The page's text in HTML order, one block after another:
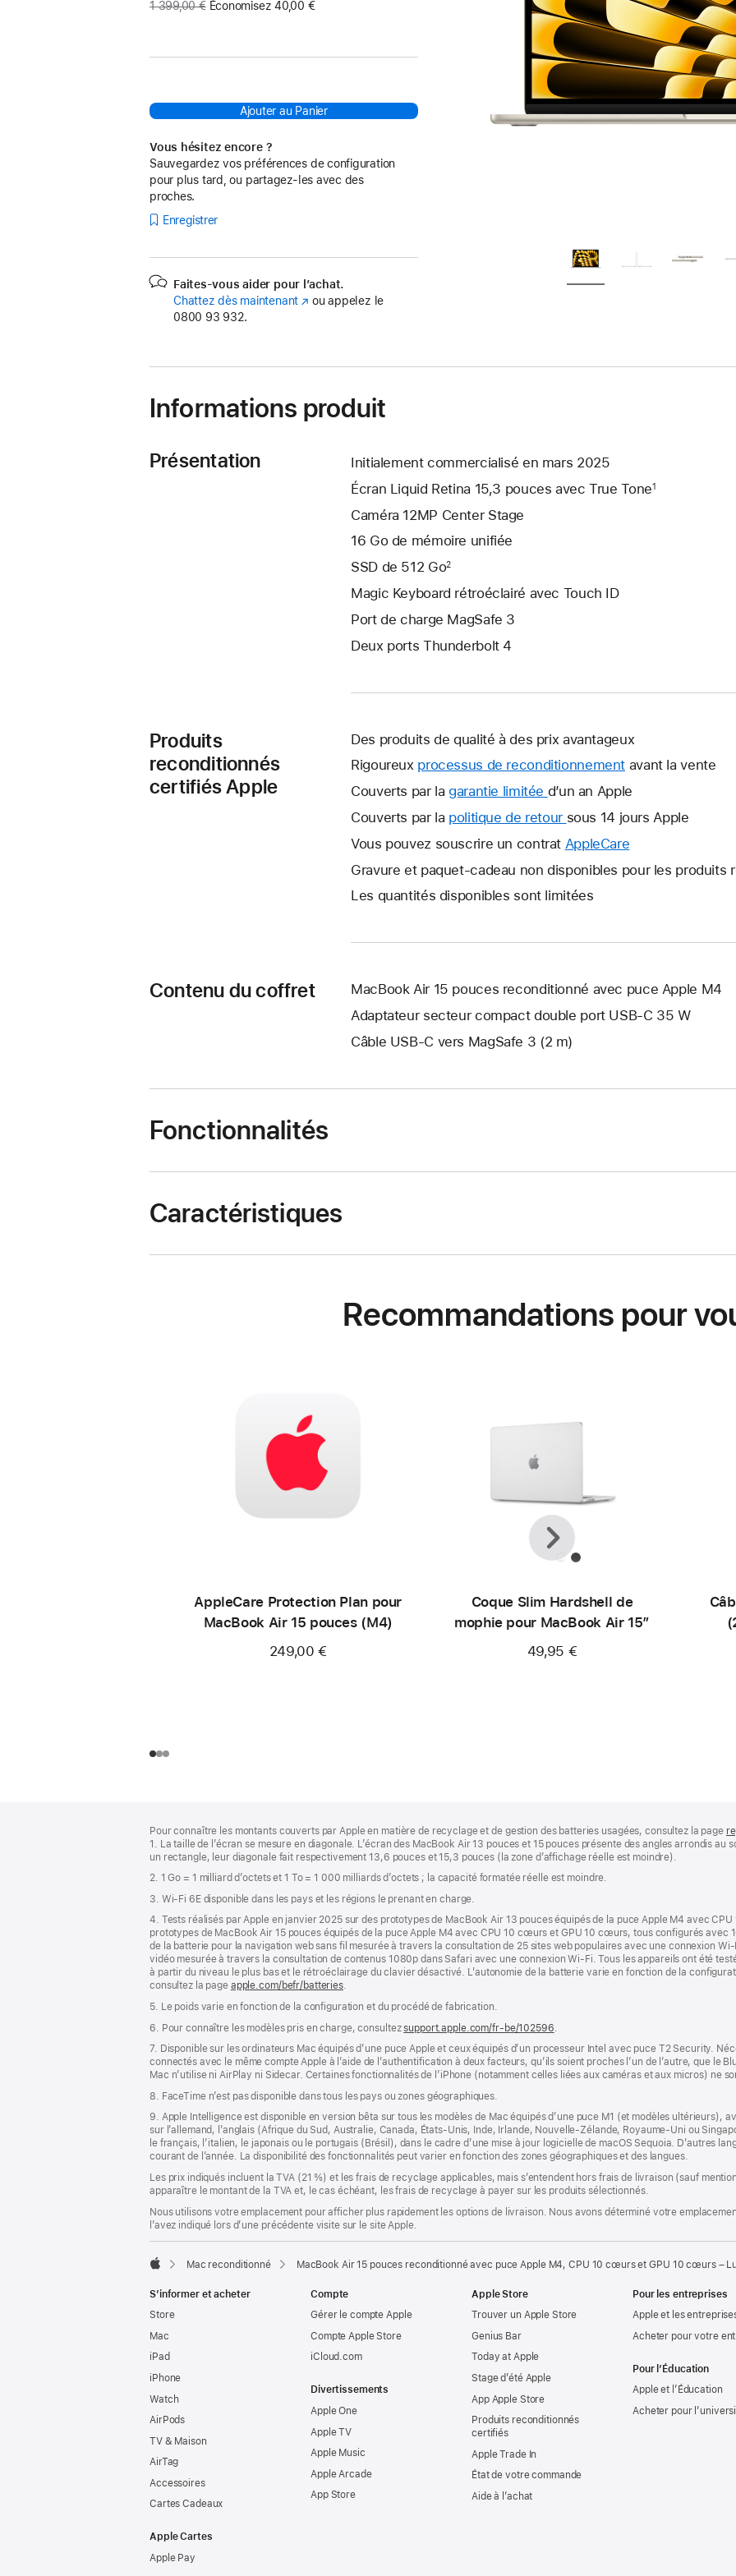
Ancien
1 399,00 € Économisez 40,00 €
Ajouter au Panier
Vous hésitez encore ?
Sauvegardez vos préférences de configuration
pour plus tard, ou partagez-les avec des
proches.
Enregistrer
Faites-vous aider pour l’achat.
Chattez dès maintenant (s’ouvre
fenêtre)
ou appelez le
0800 93 932.
Informations produit
Présentation
Initialement commercialisé en mars 2025
Écran Liquid Retina 15,3 pouces avec True Tone1
Caméra 12MP Center Stage
16 Go de mémoire unifiée
SSD de 512 Go2
Magic Keyboard rétroéclairé avec Touch ID
Port de charge MagSafe 3
Deux ports Thunderbolt 4
Produits
reconditionnés
certifiés Apple
Des produits de qualité à des prix avantageux
Rigoureux processus de reconditionnement avant la vente
Couverts par la garantie limitée Une
nouvelle
s’ouvre.
d’un an Apple
Couverts par la politique de retour Une
nouvelle
s’ouvre.
sous 14 jours Apple
Vous pouvez souscrire un contrat AppleCare
nouvelle
Gravure et paquet-cadeau non disponibles pour les produits
Les quantités disponibles sont limitées
Contenu du coffret
MacBook Air 15 pouces reconditionné avec puce Apple M4
Adaptateur secteur compact double port USB-C 35 W
Câble USB-C vers MagSafe 3 (2 m)
Fonctionnalités
Caractéristiques
Recommandations pour
AppleCare Protection Plan pour
MacBook Air 15 pouces (M4)
249,00 €
Coque Slim Hardshell de
mophie pour MacBook Air 15″
49,95 €
Précédent
Suivant
de
page
de
bas
page
Pour connaître les montants couverts par Apple en matière de recyclage et de gestion des batteries usagées, consultez la page
1. La taille de l’écran se mesure en diagonale. L’écran des MacBook Air 13 pouces et 15 pouces présente des angles arrondis au
un rectangle, leur diagonale fait respectivement 13,6 pouces et 15,3 pouces (la zone d’affichage réelle est moindre).
2. 1 Go = 1 milliard d’octets et 1 To = 1 000 milliards d’octets ; la capacité formatée réelle est moindre.
3. Wi-Fi 6E disponible dans les pays et les régions le prenant en charge.
4. Tests réalisés par Apple en janvier 2025 sur des prototypes de MacBook Air 13 pouces équipés de la puce Apple M4 avec
prototypes de MacBook Air 15 pouces équipés de la puce Apple M4 avec CPU 10 cœurs et GPU 10 cœurs, tous configurés avec
de la batterie pour la navigation web sans fil mesurée à travers la consultation de 25 sites web populaires avec une connexion
vidéo mesurée à travers la consultation de contenus 1080p dans Safari avec une connexion Wi-Fi. Tous les appareils ont été
à partir du niveau le plus bas et le rétroéclairage du clavier désactivé. L’autonomie de la batterie varie en fonction de la
consultez la page apple.com/befr/batteries.
5. Le poids varie en fonction de la configuration et du procédé de fabrication.
6. Pour connaître les modèles pris en charge, consultezsupport.apple.com/fr-be/102596
7. Disponible sur les ordinateurs Mac équipés d’une puce Apple et ceux équipés d’un processeur Intel avec puce T2 Security.
connectés avec le même compte Apple à l’aide de l’authentification à deux facteurs, qu’ils soient proches l’un de l’autre, que le
Mac n’utilise ni AirPlay ni Sidecar. Certaines fonctionnalités de l’iPhone (notamment celles liées aux caméras et aux micros) ne
8. FaceTime n’est pas disponible dans tous les pays ou zones géographiques.
9. Apple Intelligence est disponible en version bêta sur tous les modèles de Mac équipés d’une puce M1 (et modèles ultérieurs),
sur l’allemand, l’anglais (Afrique du Sud, Australie, Canada, États-Unis, Inde, Irlande, Nouvelle-Zélande, Royaume-Uni ou
le français, l’italien, le japonais ou le portugais (Brésil), dans le cadre d’une mise à jour logicielle de macOS Sequoia. D’autres
courant de l’année. La disponibilité des fonctionnalités peut varier en fonction des zones géographiques et des langues.
Les prix indiqués incluent la TVA (21 %) et les frais de recyclage applicables, mais s’entendent hors frais de livraison (sauf
apparaître le montant de la TVA et, le cas échéant, les frais de recyclage à payer sur les produits sélectionnés.
Nous utilisons votre emplacement pour afficher plus rapidement les options de livraison. Nous avons déterminé votre
l’avez indiqué lors d’une précédente visite sur le site Apple.
Mac reconditionné MacBook Air 15 pouces reconditionné avec puce Apple M4, CPU 10 cœurs et GPU 10 cœurs –
S’informer et acheter
Store
Mac
iPad
iPhone
Watch
AirPods
TV & Maison
AirTag
Accessoires
Cartes Cadeaux
Apple Cartes
Apple Pay
Compte
Gérer le compte Apple
Compte Apple Store
iCloud.com
Divertissements
Apple One
Apple TV
Apple Music
Apple Arcade
App Store
Apple Store
Trouver un Apple Store
Genius Bar
Today at Apple
Stage d’été Apple
App Apple Store
Produits reconditionnés
certifiés
Apple Trade In
État de votre commande
Aide à l’achat
Pour les entreprises
Apple et les
Acheter pour votre
Pour l’Éducation
Apple et l’Éducation
Acheter pour